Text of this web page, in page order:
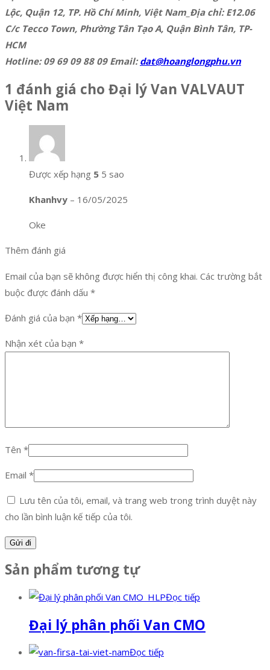
Lộc, Quận 12, TP. Hồ Chí Minh, Việt Nam_Địa chỉ: E12.06
C/c Tecco Town, Phường Tân Tạo A, Quận Bình Tân, TP-
HCM
Hotline: 09 69 09 88 09 Email:dat@hoanglongphu.vn
1 đánh giá cho Đại lý Van VALVAUT
Việt Nam
Được xếp hạng 5 5 sao
Khanhvy – 16/05/2025
Oke
Thêm đánh giá
Email của bạn sẽ không được hiển thị công khai. Các trường bắt
buộc được đánh dấu *
Đánh giá của bạn *
Nhận xét của bạn *
Tên *
Email *
Lưu tên của tôi, email, và trang web trong trình duyệt này
cho lần bình luận kế tiếp của tôi.
Sản phẩm tương tự
Đọc tiếp
Đại lý phân phối Van CMO
Đọc tiếp